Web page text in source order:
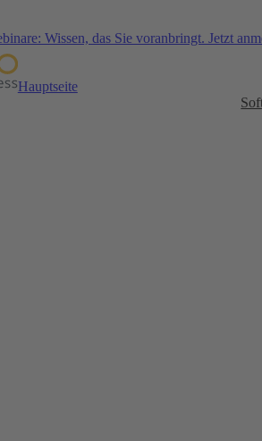
Wissen, das Sie voranbringt. Jetzt
Hauptseite